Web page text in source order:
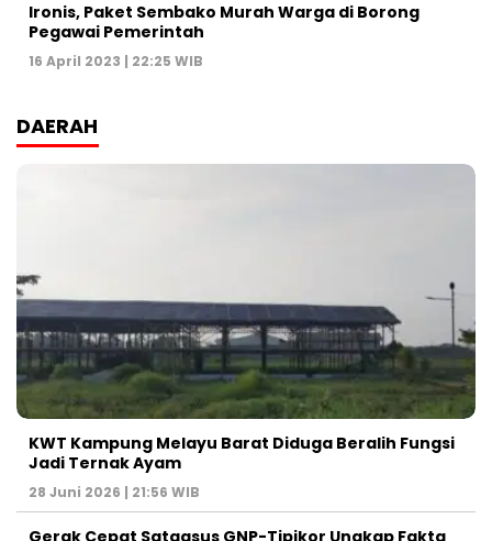
Ironis, Paket Sembako Murah Warga di Borong
Pegawai Pemerintah
16 April 2023 | 22:25 WIB
DAERAH
KWT Kampung Melayu Barat Diduga Beralih Fungsi
Jadi Ternak Ayam
28 Juni 2026 | 21:56 WIB